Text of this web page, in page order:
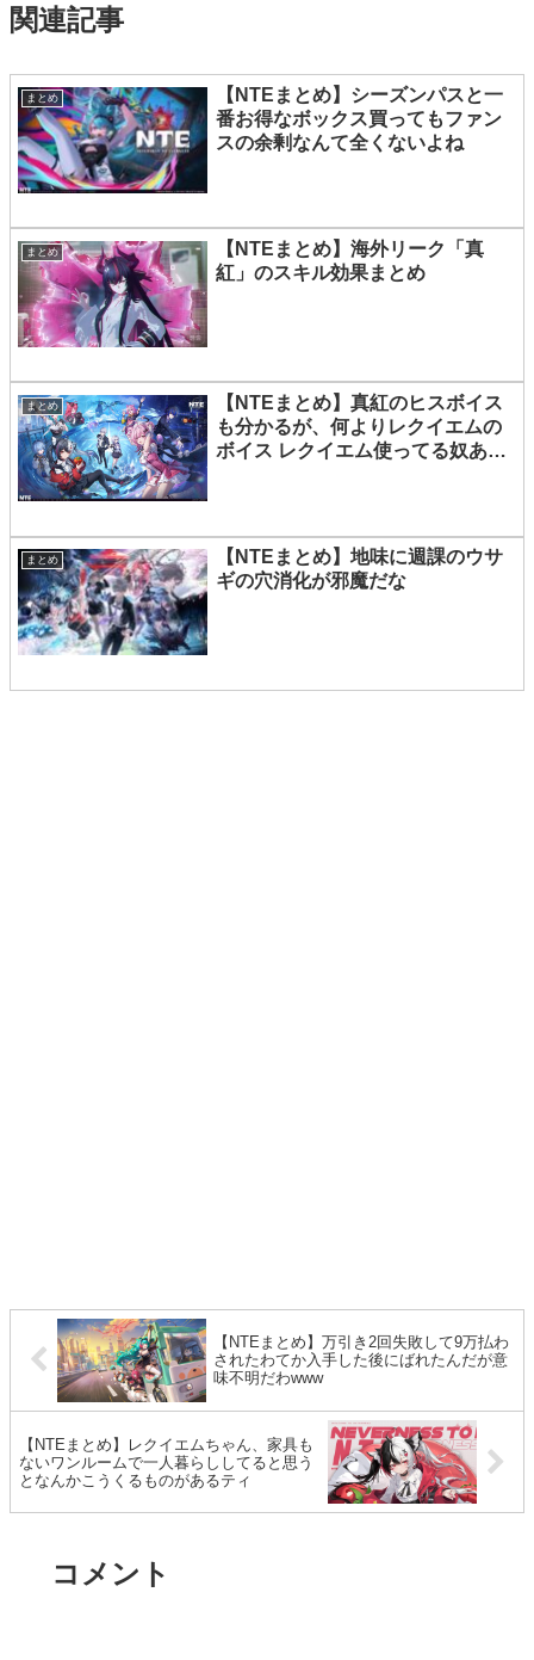
関連記事
まとめ
【NTEまとめ】シーズンパスと一
番お得なボックス買ってもファン
スの余剰なんて全くないよね
まとめ
【NTEまとめ】海外リーク「真
紅」のスキル効果まとめ
まとめ
【NTEまとめ】真紅のヒスボイス
も分かるが、何よりレクイエムの
ボイス レクイエム使ってる奴あの
まとめ
【NTEまとめ】地味に週課のウサ
ギの穴消化が邪魔だな
【NTEまとめ】万引き2回失敗して9万払わ
されたわてか入手した後にばれたんだが意
味不明だわwww
【NTEまとめ】レクイエムちゃん、家具も
ないワンルームで一人暮らししてると思う
となんかこうくるものがあるティ
コメント